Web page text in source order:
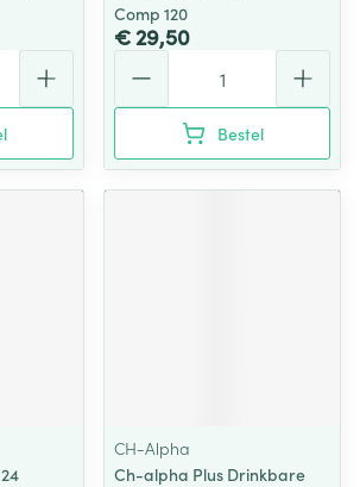
Comp 120
€ 29,50
Bestel
CH-Alpha
Ch-alpha Plus Drinkbare